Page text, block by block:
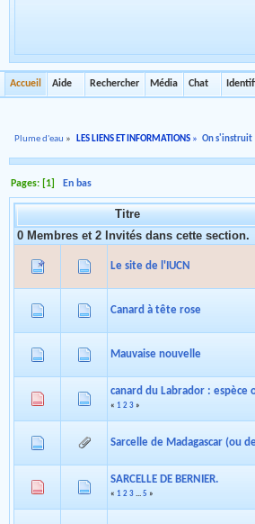
Accueil Aide Rechercher Média Chat
Plume d'eau » LES LIENS ET INFORMATIONS» On s'instruit
Pages: [1] En bas
Titre
0 Membres et 2 Invités dans cette section.
Le site de l'IUCN
Canard à tête rose
Mauvaise nouvelle
canard du Labrador : espèce
« 1 2 3 »
Sarcelle de Madagascar (ou
SARCELLE DE BERNIER.
« 1 2 3 ... 5 »